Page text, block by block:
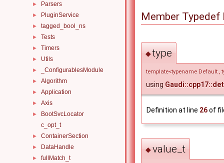
► Parsers
► PluginService
► tagged_bool_ns
► Tests
► Timers
► Utils
► _ConfigurablesModule
► Algorithm
► Application
► Axis
►
BootSvcLocator
c_opt_t
► ContainerSection
► DataHandle
► fullMatch_t
Member
◆type
template<typename Default ,
using
Definition at line 26of
◆value_t